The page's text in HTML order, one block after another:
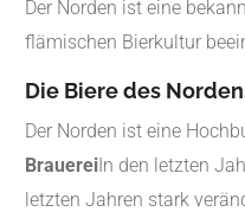
Der Norden ist eine
flämischen Bierkultur
Die Biere des
Der Norden ist eine
BrauereiIn den letzten
letzten Jahren stark